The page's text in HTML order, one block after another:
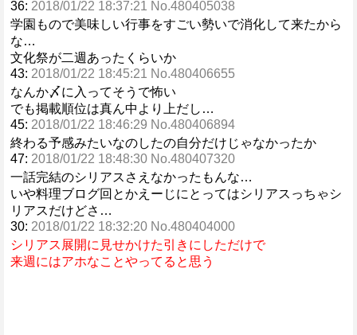
36: 2018/01/22 18:37:21 No.480405038
学園もので美味しい行事をすごい勢いで消化して来たから
な…
文化祭が二週あったくらいか
43: 2018/01/22 18:45:21 No.480406655
なんか〆に入ってそうで怖い
でも掲載順位は真ん中より上だし…
45: 2018/01/22 18:46:29 No.480406894
終わる予感みたいなのしたの自分だけじゃなかったか
47: 2018/01/22 18:48:30 No.480407320
一話完結のシリアスさえなかったもんな…
いや料理ブログ回とかえーじにとってはシリアスっちゃシ
リアスだけどさ…
30: 2018/01/22 18:32:20 No.480404000
シリアス展開に見せかけた引きにしただけで
来週にはアホなことやってると思う